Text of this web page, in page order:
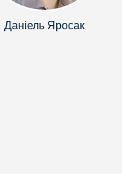
Даніель Яросак